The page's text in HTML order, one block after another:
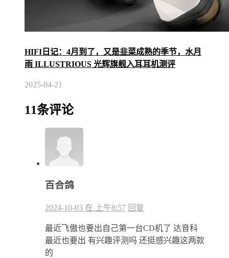
HIFI日记：4月到了，又是韭菜成熟的季节，水月
雨 ILLUSTRIOUS 光辉旗舰入耳耳机测评
2025-04-21
11条评论
百合鸽
2024-10-03 在 上午8:57 回复
最近飞傲也要出自己第一台CD机了 达音科
最近也要出 有兴趣评测吗 还挺感兴趣这两款
的